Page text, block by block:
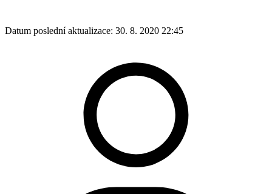
Datum poslední aktualizace: 30. 8. 2020 22:45